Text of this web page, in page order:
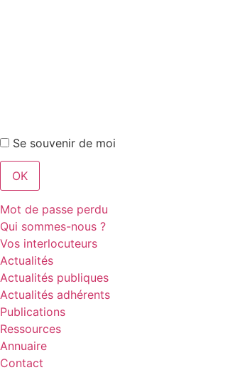
Se souvenir de moi
Mot de passe perdu
Qui sommes-nous ?
Vos interlocuteurs
Actualités
Actualités publiques
Actualités adhérents
Publications
Ressources
Annuaire
Contact